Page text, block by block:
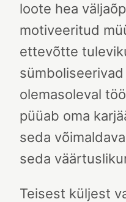
loote hea
motiveeritud
ettevõtte
olemasoleval
püüab oma
seda
seda
Teisest küljest